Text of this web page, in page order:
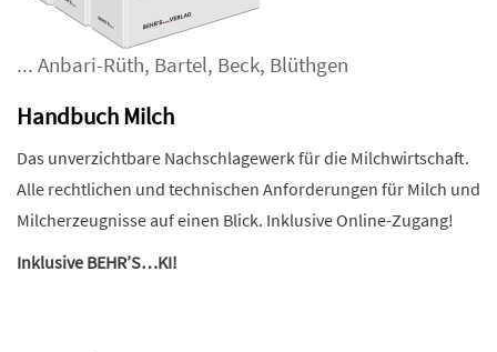
... Anbari-Rüth, Bartel, Beck, Blüthgen
Handbuch Milch
Das unverzichtbare Nachschlagewerk für die Milchwirtschaft.
Alle rechtlichen und technischen Anforderungen für Milch und
Milcherzeugnisse auf einen Blick. Inklusive Online-Zugang!
Inklusive BEHR’S…KI!